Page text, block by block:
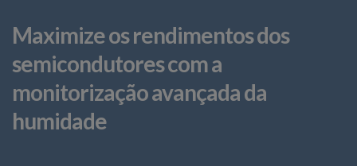
Maximize os rendimentos dos
semicondutores com a
monitorização avançada da
humidade